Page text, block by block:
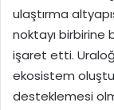
ulaştırma
noktayı birbirine
işaret etti.
ekosistem
desteklemesi